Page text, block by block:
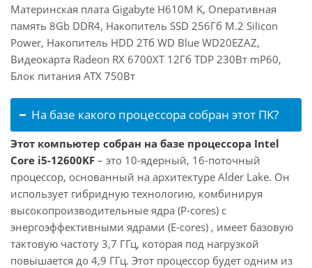
Материнская плата Gigabyte H610M K, Оперативная
память 8Gb DDR4, Накопитель SSD 256Гб M.2 Silicon
Power, Накопитель HDD 2Тб WD Blue WD20EZAZ,
Видеокарта Radeon RX 6700XT 12Гб TDP 230Вт mP60,
Блок питания ATX 750Вт
На базе какого процессора собран этот ПК?
Этот компьютер собран на базе процессора Intel
Core i5-12600KF – это 10-ядерный, 16-поточный
процессор, основанный на архитектуре Alder Lake. Он
использует гибридную технологию, комбинируя
высокопроизводительные ядра (P-cores) с
энергоэффективными ядрами (E-cores) , имеет базовую
тактовую частоту 3,7 ГГц, которая под нагрузкой
повышается до 4,9 ГГц. Этот процессор будет одним из